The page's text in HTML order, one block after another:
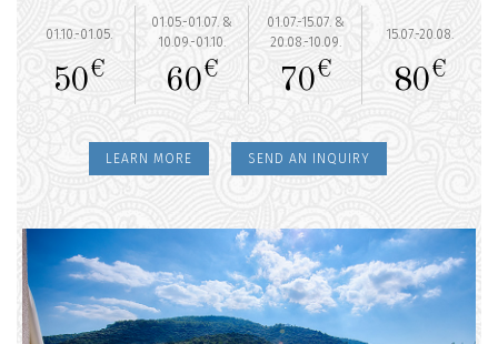
01.10.-01.05.
01.05.-01.07. &
10.09.-01.10.
01.07.-15.07. &
20.08.-10.09.
15.07.-20.08.
50€ 60€ 70€ 80€
LEARN MORE SEND AN INQUIRY